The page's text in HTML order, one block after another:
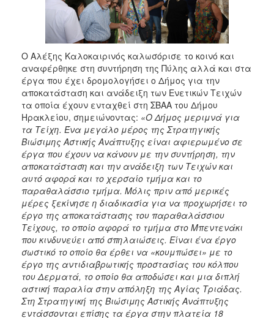
Ο Αλέξης Καλοκαιρινός καλωσόρισε το κοινό και
αναφέρθηκε στη συντήρηση της Πύλης αλλά και στα
έργα που έχει δρομολογήσει ο Δήμος για την
αποκατάσταση και ανάδειξη των Ενετικών Τειχών
τα οποία έχουν ενταχθεί στη ΣΒΑΑ του Δήμου
Ηρακλείου, σημειώνοντας: «Ο Δήμος μεριμνά για
τα Τείχη. Ένα μεγάλο μέρος της Στρατηγικής
Βιώσιμης Αστικής Ανάπτυξης είναι αφιερωμένο σε
έργα που έχουν να κάνουν με την συντήρηση, την
αποκατάσταση και την ανάδειξη των Τειχών και
αυτό αφορά και το χερσαίο τμήμα και το
παραθαλάσσιο τμήμα. Μόλις πριν από μερικές
μέρες ξεκίνησε η διαδικασία για να προχωρήσει το
έργο της αποκατάστασης του παραθαλάσσιου
Τείχους, το οποίο αφορά το τμήμα στο Μπεντενάκι
που κινδυνεύει από σπηλαιώσεις. Είναι ένα έργο
σωστικό το οποίο θα έρθει να «κουμπώσει» με το
έργο της αντιδιαβρωτικής προστασίας του κόλπου
του Δερματά, το οποίο θα αποδώσει και μια διπλή
αστική παραλία στην απόληξη της Αγίας Τριάδας.
Στη Στρατηγική της Βιώσιμης Αστικής Ανάπτυξης
εντάσσονται επίσης τα έργα στην πλατεία 18